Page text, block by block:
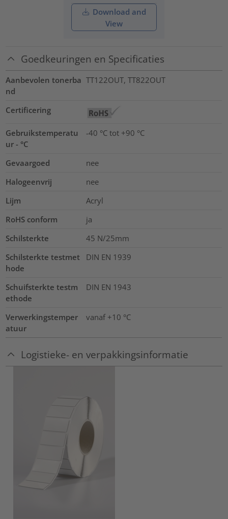
Download and
View
Goedkeuringen en Specificaties
Aanbevolen tonerba
nd
TT122OUT, TT822OUT
Certificering
Gebruikstemperatu
ur - °C
-40 °C tot +90 °C
Gevaargoed
nee
Halogeenvrij
nee
Lijm
Acryl
RoHS conform
ja
Schilsterkte
45 N/25mm
Schilsterkte testmet
hode
DIN EN 1939
Schuifsterkte testm
ethode
DIN EN 1943
Verwerkingstemper
atuur
vanaf +10 °C
Logistieke- en verpakkingsinformatie